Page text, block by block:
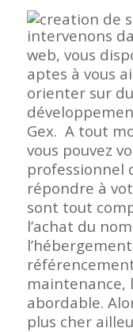
intervenons
web, vous
aptes à vous
orienter sur
Gex. A tout
vous pouvez
professionnel
répondre à
sont tout
l’achat du
abordable.
plus cher